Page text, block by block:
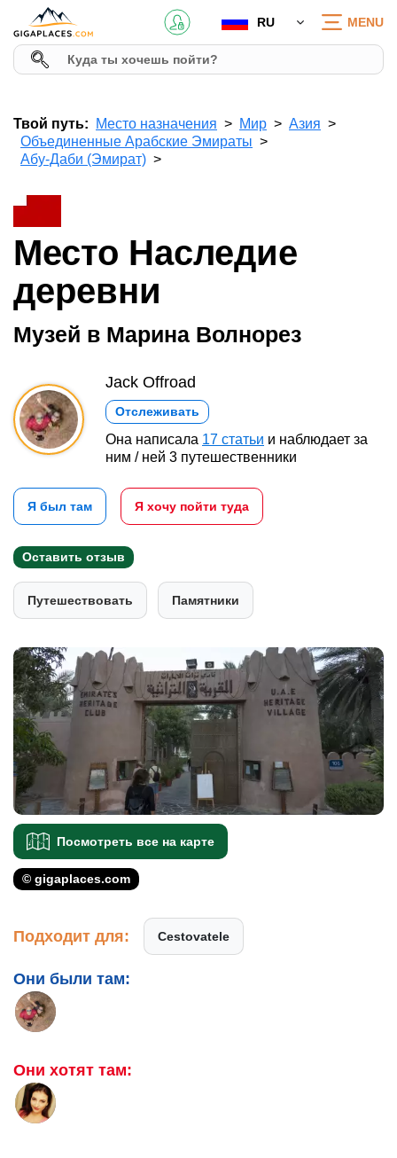
RU MENU
Твой путь: Место назначения Мир
Азия
Объединенные Арабские Эмираты
Абу-Даби (Эмират)
Место Наследие
деревни
Музей в Марина Волнорез
Jack Offroad
Отслеживать
Она написала 17 статьи и наблюдает за
ним / ней 3 путешественники
Я был там Я хочу пойти туда
Оставить отзыв
Путешествовать Памятники
Посмотреть все на карте
© gigaplaces.com
Подходит для: Cestovatele
Они были там:
Они хотят там: